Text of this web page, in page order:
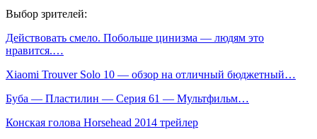
Выбор зрителей:
Действовать смело. Побольше цинизма — людям это
нравится.…
Xiaomi Trouver Solo 10 — обзор на отличный бюджетный…
Буба — Пластилин — Серия 61 — Мультфильм…
Конская голова Horsehead 2014 трейлер